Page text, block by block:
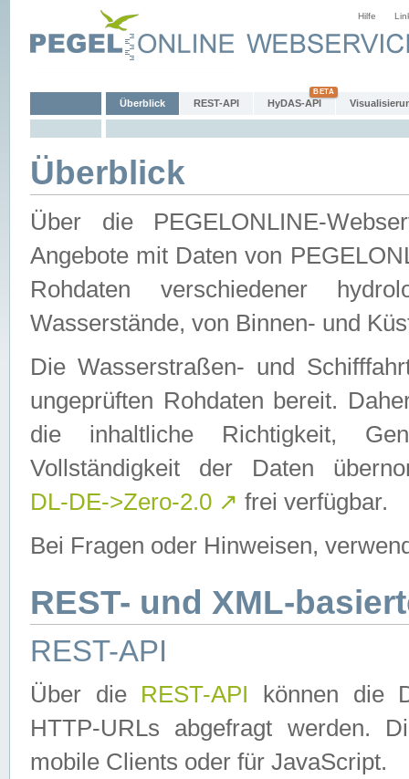
Hilfe
Überblick REST-API HyDAS-API
Überblick
Über die PEGELONLINE-
Angebote mit Daten von
Rohdaten verschiedener
Wasserstände, von Binnen- und
Die Wasserstraßen- und
ungeprüften Rohdaten bereit.
die inhaltliche Richtigkeit,
Vollständigkeit der Daten
DL-DE->Zero-2.0 ↗ frei verfügbar.
Bei Fragen oder Hinweisen,
REST- und XML-
REST-API
Über die REST-API können die
HTTP-URLs abgefragt werden.
mobile Clients oder für JavaScript.